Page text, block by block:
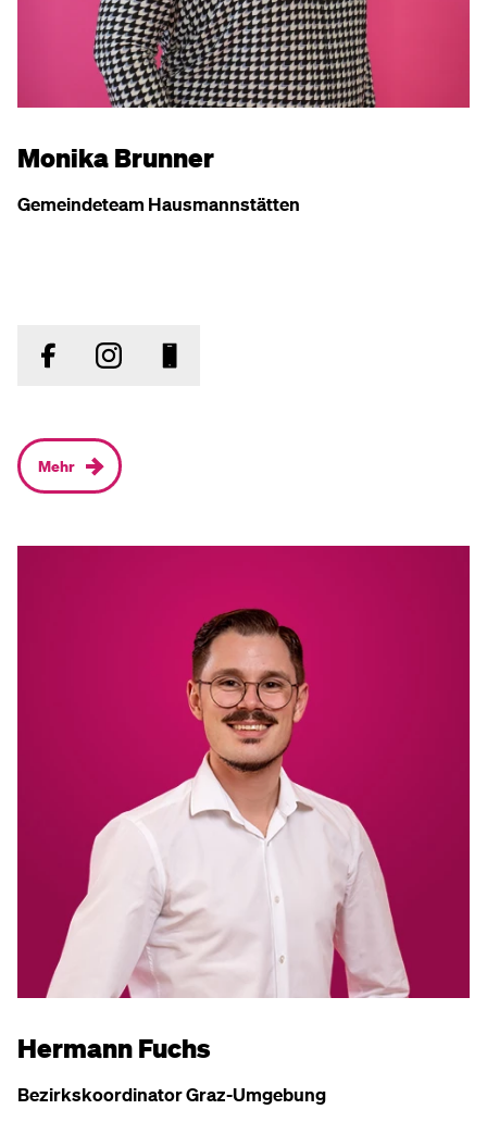
Monika Brunner
Gemeindeteam Hausmannstätten
Mehr
Hermann Fuchs
Bezirkskoordinator Graz-Umgebung